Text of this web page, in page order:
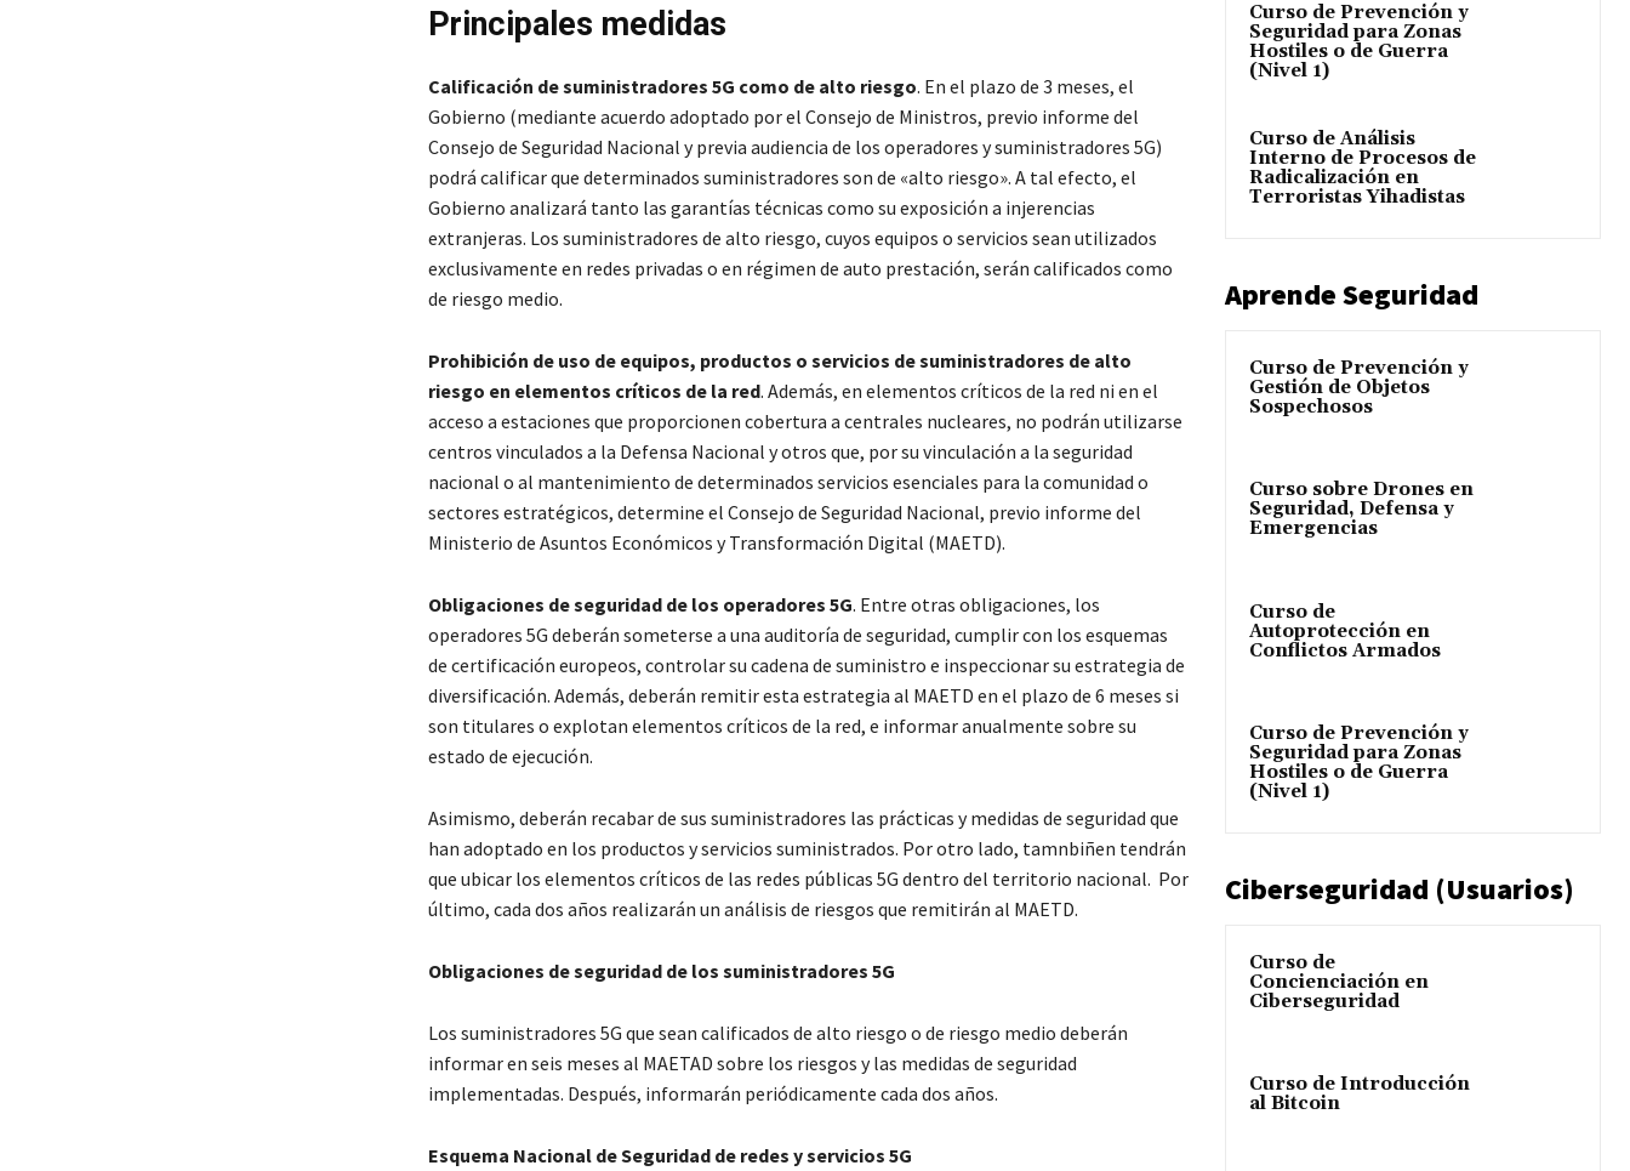
Principales medidas
Calificación de suministradores 5G como de alto riesgo. En el plazo de 3 meses, el
Gobierno (mediante acuerdo adoptado por el Consejo de Ministros, previo informe del
Consejo de Seguridad Nacional y previa audiencia de los operadores y suministradores 5G)
podrá calificar que determinados suministradores son de «alto riesgo». A tal efecto, el
Gobierno analizará tanto las garantías técnicas como su exposición a injerencias
extranjeras. Los suministradores de alto riesgo, cuyos equipos o servicios sean utilizados
exclusivamente en redes privadas o en régimen de auto prestación, serán calificados como
de riesgo medio.
Prohibición de uso de equipos, productos o servicios de suministradores de alto
riesgo en elementos críticos de la red. Además, en elementos críticos de la red ni en el
acceso a estaciones que proporcionen cobertura a centrales nucleares, no podrán utilizarse
centros vinculados a la Defensa Nacional y otros que, por su vinculación a la seguridad
nacional o al mantenimiento de determinados servicios esenciales para la comunidad o
sectores estratégicos, determine el Consejo de Seguridad Nacional, previo informe del
Ministerio de Asuntos Económicos y Transformación Digital (MAETD).
Obligaciones de seguridad de los operadores 5G. Entre otras obligaciones, los
operadores 5G deberán someterse a una auditoría de seguridad, cumplir con los esquemas
de certificación europeos, controlar su cadena de suministro e inspeccionar su estrategia de
diversificación. Además, deberán remitir esta estrategia al MAETD en el plazo de 6 meses si
son titulares o explotan elementos críticos de la red, e informar anualmente sobre su
estado de ejecución.
Asimismo, deberán recabar de sus suministradores las prácticas y medidas de seguridad que
han adoptado en los productos y servicios suministrados. Por otro lado, tamnbiñen tendrán
que ubicar los elementos críticos de las redes públicas 5G dentro del territorio nacional. Por
último, cada dos años realizarán un análisis de riesgos que remitirán al MAETD.
Obligaciones de seguridad de los suministradores 5G
Los suministradores 5G que sean calificados de alto riesgo o de riesgo medio deberán
informar en seis meses al MAETAD sobre los riesgos y las medidas de seguridad
implementadas. Después, informarán periódicamente cada dos años.
Esquema Nacional de Seguridad de redes y servicios 5G
Curso de Prevención y
Seguridad para Zonas
Hostiles o de Guerra
(Nivel 1)
Curso de Análisis
Interno de Procesos de
Radicalización en
Terroristas Yihadistas
Aprende Seguridad
Curso de Prevención y
Gestión de Objetos
Sospechosos
Curso sobre Drones en
Seguridad, Defensa y
Emergencias
Curso de
Autoprotección en
Conflictos Armados
Curso de Prevención y
Seguridad para Zonas
Hostiles o de Guerra
(Nivel 1)
Ciberseguridad (Usuarios)
Curso de
Concienciación en
Ciberseguridad
Curso de Introducción
al Bitcoin